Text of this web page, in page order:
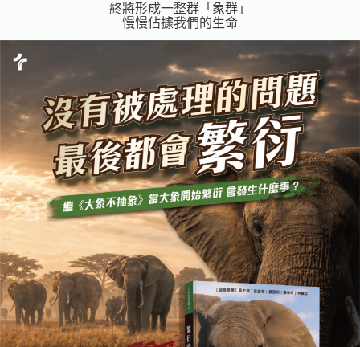
終將形成一整群「象群」
慢慢佔據我們的生命